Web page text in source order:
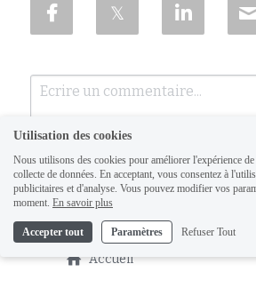
Accueil
Utilisation des cookies
Nous utilisons des cookies pour améliorer l'expérience
collecte de données. En acceptant, vous consentez à
publicitaires et d'analyse. Vous pouvez modifier vos
moment. En savoir plus
Accepter tout Paramètres Refuser Tout